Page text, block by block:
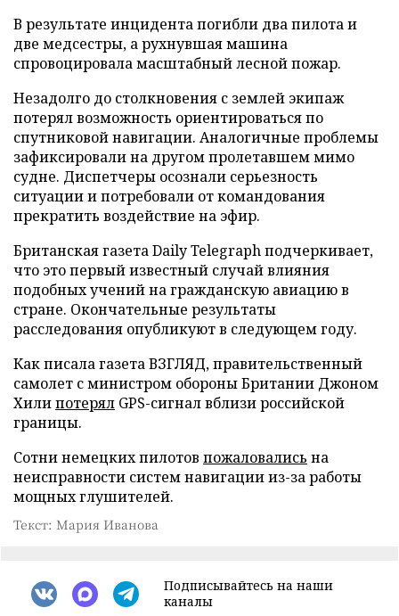
В результате инцидента погибли два пилота и
две медсестры, а рухнувшая машина
спровоцировала масштабный лесной пожар.
Незадолго до столкновения с землей экипаж
потерял возможность ориентироваться по
спутниковой навигации. Аналогичные проблемы
зафиксировали на другом пролетавшем мимо
судне. Диспетчеры осознали серьезность
ситуации и потребовали от командования
прекратить воздействие на эфир.
Британская газета Daily Telegraph подчеркивает,
что это первый известный случай влияния
подобных учений на гражданскую авиацию в
стране. Окончательные результаты
расследования опубликуют в следующем году.
Как писала газета ВЗГЛЯД, правительственный
самолет с министром обороны Британии Джоном
Хилипотерял GPS-сигнал вблизи российской
границы.
Сотни немецких пилотов пожаловались на
неисправности систем навигации из-за работы
мощных глушителей.
Текст: Мария Иванова
Подписывайтесь на наши
каналы